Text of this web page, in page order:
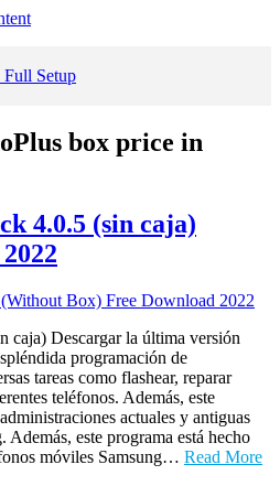
Setup
box price in
4.0.5 (sin caja)
caja) Descargar la última versión
programación de
tareas como flashear, reparar
teléfonos. Además, este
actuales y antiguas
este programa está hecho
móviles Samsung… Read More